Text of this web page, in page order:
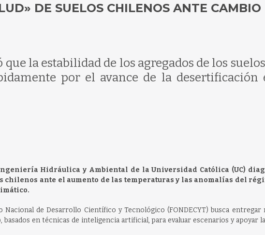
DE SUELOS CHILENOS ANTE CAMBIO
la estabilidad de los agregados de los
por el avance de la desertificación
Hidráulica y Ambiental de la Universidad Católica (UC)
chilenos ante el aumento de las temperaturas y las anomalías del
Nacional de Desarrollo Científico y Tecnológico (FONDECYT) busca entregar
en técnicas de inteligencia artificial, para evaluar escenarios y apoyar